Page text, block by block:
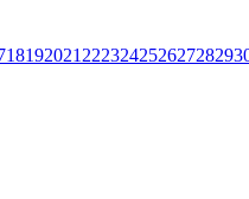
18192021 2223242526272829